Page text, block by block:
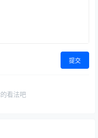
提交
看法吧